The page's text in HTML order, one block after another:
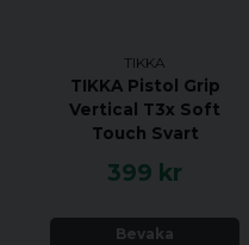
TIKKA
TIKKA Pistol Grip
Vertical T3x Soft
Touch Svart
399 kr
Bevaka